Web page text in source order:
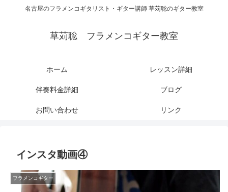
名古屋のフラメンコギタリスト・ギター講師 草苅聡のギター教室
草苅聡 フラメンコギター教室
ホーム レッスン詳細
伴奏料金詳細 ブログ
お問い合わせ リンク
インスタ動画④
フラメンコギター